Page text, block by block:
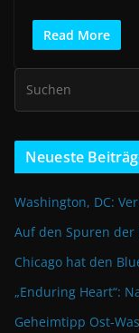
Read More
Neueste
Washington, DC:
Auf den Spuren der
Chicago hat den
„Enduring Heart“:
Geheimtipp Ost-